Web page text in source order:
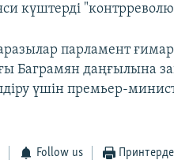
күштерді
парламент
даңғылына
үшін премьер-
Follow us